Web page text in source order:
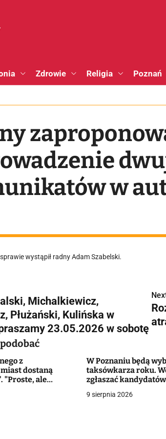
Zdrowie Religia Poznań
w
ZTM
wystąpił radny Adam Szabelski.
Michalkiewicz,
Płużański, Kulińska w
23.05.2026 w sobotę
z
dostaną
"Proste, ale
W Poznaniu będą
taksówkarza roku.
zgłaszać kandydatów
9 sierpnia 2026